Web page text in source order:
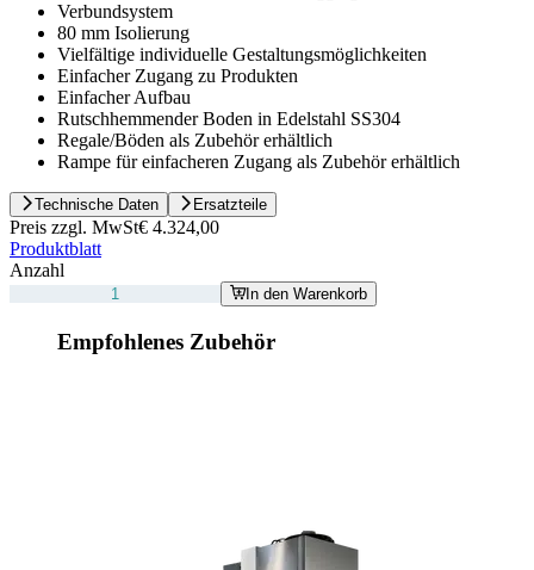
Verbundsystem
80 mm Isolierung
Vielfältige individuelle Gestaltungsmöglichkeiten
Einfacher Zugang zu Produkten
Einfacher Aufbau
Rutschhemmender Boden in Edelstahl SS304
Regale/Böden als Zubehör erhältlich
Rampe für einfacheren Zugang als Zubehör erhältlich
Technische Daten Ersatzteile
Preis zzgl. MwSt€ 4.324,00
Produktblatt
Anzahl
In den Warenkorb
Empfohlenes Zubehör